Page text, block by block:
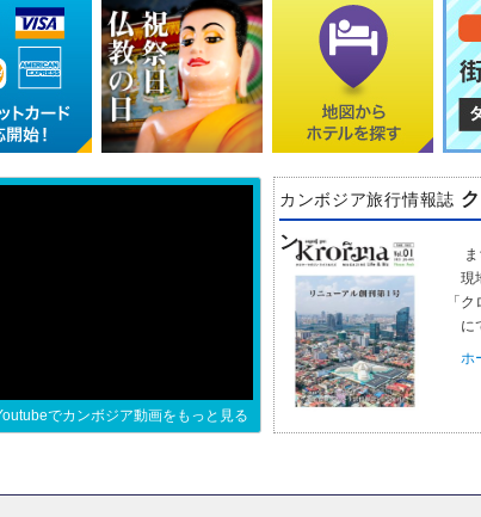
でカンボジア動画をもっと見る
カンボジア旅行情報誌
ン
現
「
に
ホ